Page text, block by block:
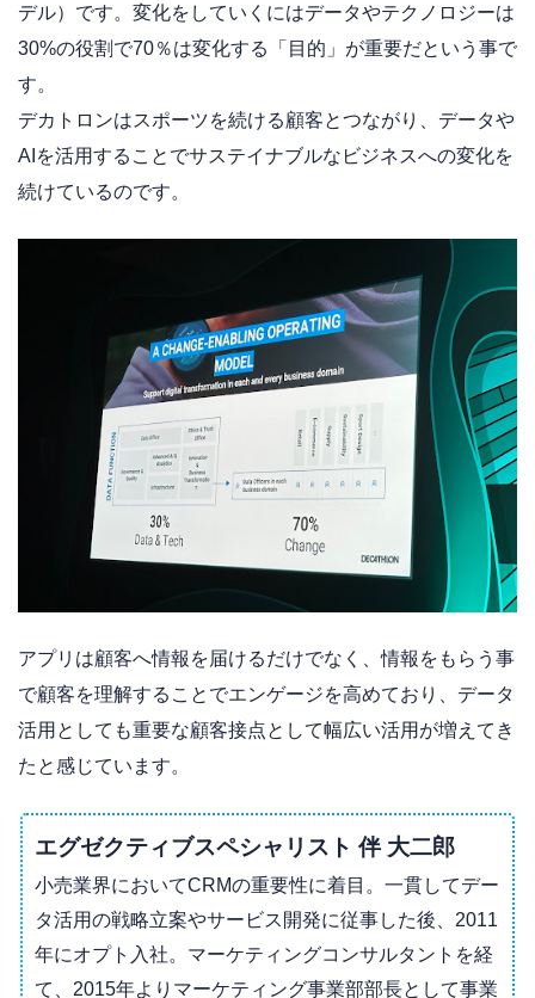
デル）です。変化をしていくにはデータやテクノロジーは
30%の役割で70％は変化する「目的」が重要だという事で
す。
デカトロンはスポーツを続ける顧客とつながり、データや
AIを活用することでサステイナブルなビジネスへの変化を
続けているのです。
アプリは顧客へ情報を届けるだけでなく、情報をもらう事
で顧客を理解することでエンゲージを高めており、データ
活用としても重要な顧客接点として幅広い活用が増えてき
たと感じています。
エグゼクティブスペシャリスト 伴 大二郎
小売業界においてCRMの重要性に着目。一貫してデー
タ活用の戦略立案やサービス開発に従事した後、2011
年にオプト入社。マーケティングコンサルタントを経
て、2015年よりマーケティング事業部部長として事業